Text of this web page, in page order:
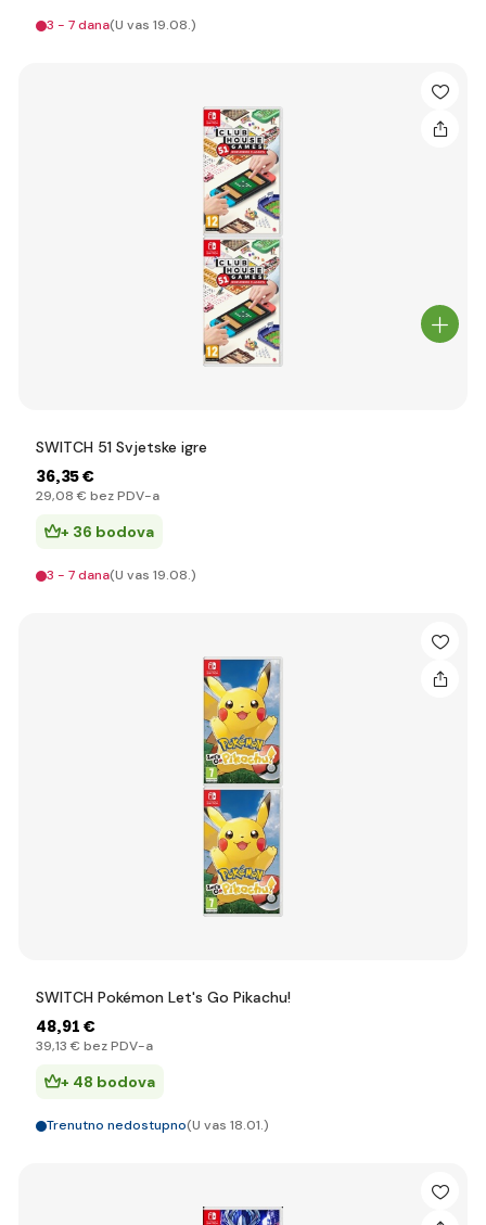
3 - 7 dana(U vas 19.08.)
SWITCH 51 Svjetske igre
36,35 €
29,08 € bez PDV-a
+ 36 bodova
3 - 7 dana(U vas 19.08.)
SWITCH Pokémon Let's Go Pikachu!
48,91 €
39,13 € bez PDV-a
+ 48 bodova
Trenutno nedostupno(U vas 18.01.)